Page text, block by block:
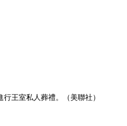
王室私人葬禮。（美聯社）